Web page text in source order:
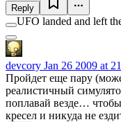
Reply
UFO landed and left
devcory Jan 26 2009 at
Пройдет еще пару
реалистичный
поплавай везде…
кресел и никуда не